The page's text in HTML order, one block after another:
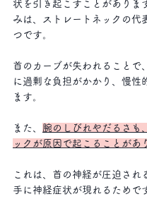
状を引き起こすことがありま
みは、ストレートネックの代
つです。
首のカーブが失われることで
に過剰な負担がかかり、慢性
ます。
また、 腕のしびれやだるさも
ックが原因で起こることがあ
これは、首の神経が圧迫され
手に神経症状が現れるためで